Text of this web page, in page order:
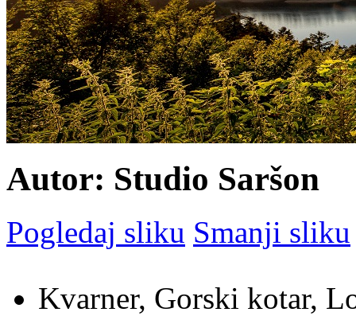
Autor: Studio Saršon
Pogledaj sliku Smanji sliku
Kvarner, Gorski kotar,